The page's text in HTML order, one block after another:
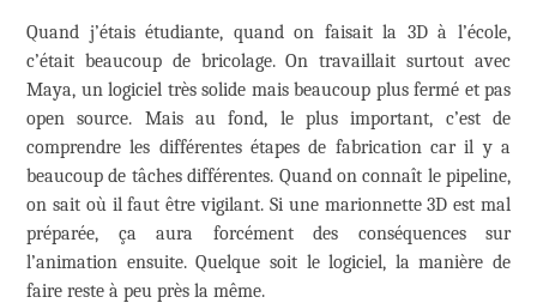
Quand j’étais étudiante, quand on faisait la 3D à l’école,
c’était beaucoup de bricolage. On travaillait surtout avec
Maya, un logiciel très solide mais beaucoup plus fermé et pas
open source. Mais au fond, le plus important, c’est de
comprendre les différentes étapes de fabrication car il y a
beaucoup de tâches différentes. Quand on connaît le pipeline,
on sait où il faut être vigilant. Si une marionnette 3D est mal
préparée, ça aura forcément des conséquences sur
l’animation ensuite. Quelque soit le logiciel, la manière de
faire reste à peu près la même.